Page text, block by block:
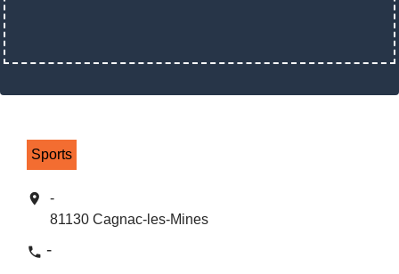
Sports
location_on
-
81130 Cagnac-les-Mines
phone -